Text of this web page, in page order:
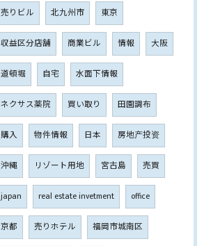
売りビル 北九州市 東京
収益区分店舗 商業ビル 情報 大阪
道頓堀 自宅 水面下情報
ネクサス薬院 買い取り 田園調布
購入 物件情報 日本 房地产投资
沖縄 リゾート用地 宮古島 売買
japan real estate invetment office
京都 売りホテル 福岡市城南区